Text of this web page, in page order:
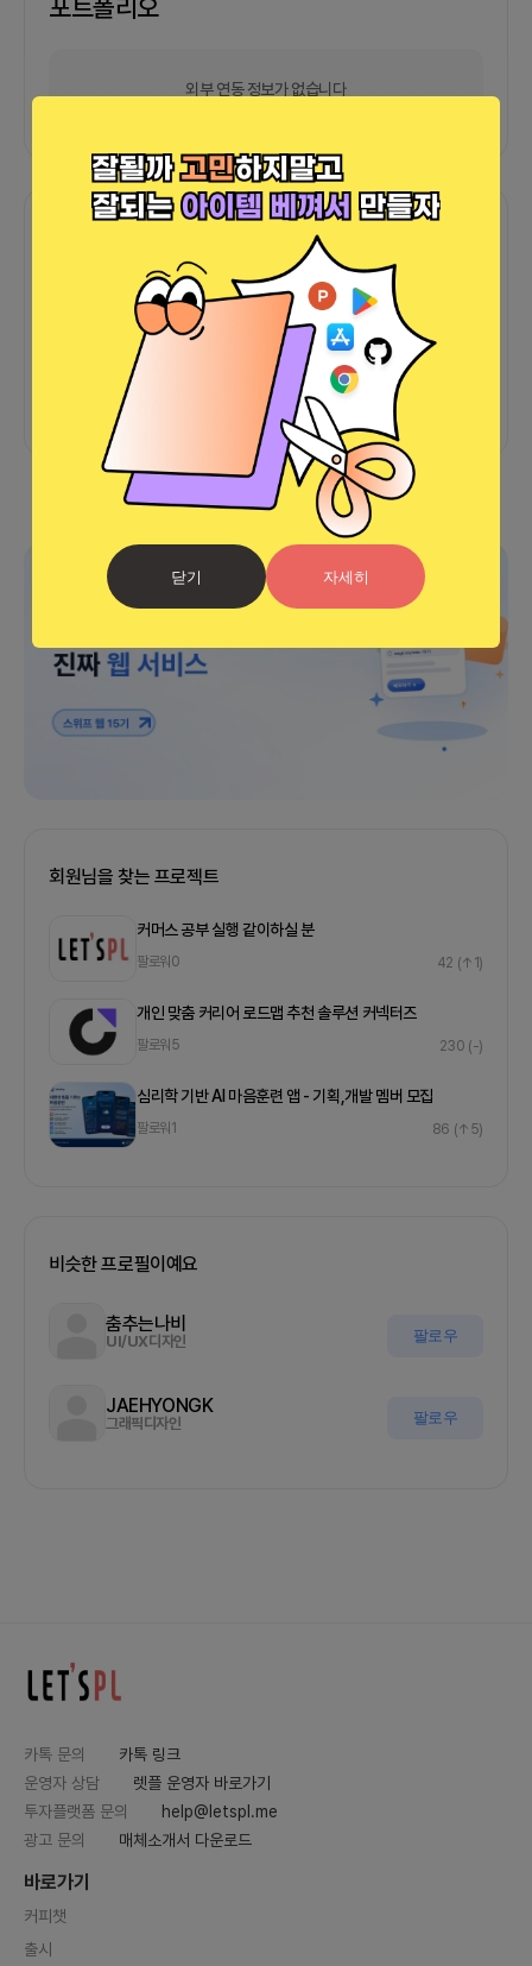
닫기 자세히
포트폴리오
외부 연동 정보가 없습니다
함께한 사람들이 남긴 말
0 프로젝트 0 프로챗 0
아직 후기가 도착하지 않았습니다
회원님을 찾는 프로젝트
커머스 공부 실행 같이하실 분
팔로워 0 42 (↑1)
개인 맞춤 커리어 로드맵 추천 솔루션 커넥터즈
팔로워 5 230 (-)
심리학 기반 AI 마음훈련 앱 - 기획,개발 멤버 모집
팔로워 1 86 (↑5)
비슷한 프로필이예요
춤추는나비
UI/UX디자인 팔로우
JAEHYONGK
그래픽디자인 팔로우
카톡 문의
카톡 링크
운영자 상담
렛플 운영자 바로가기
투자플랫폼 문의
help@letspl.me
광고 문의
매체소개서 다운로드
바로가기
커피챗
출시